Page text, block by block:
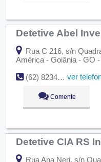
Detetive Abel
Rua C 216, s/n
América - Goiânia - GO
(62) 8234-4944
ver
Comente
Detetive CIA RS
Rua Ana Neri, s/n